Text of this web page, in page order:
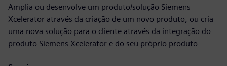
Amplia ou desenvolve um produto/solução Siemens
Xcelerator através da criação de um novo produto, ou cria
uma nova solução para o cliente através da integração do
produto Siemens Xcelerator e do seu próprio produto